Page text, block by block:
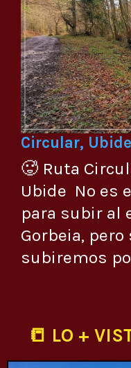
Circular,
🥵 Ruta
Ubide No es
para subir al
Gorbeia,
subiremos
📒 LO +